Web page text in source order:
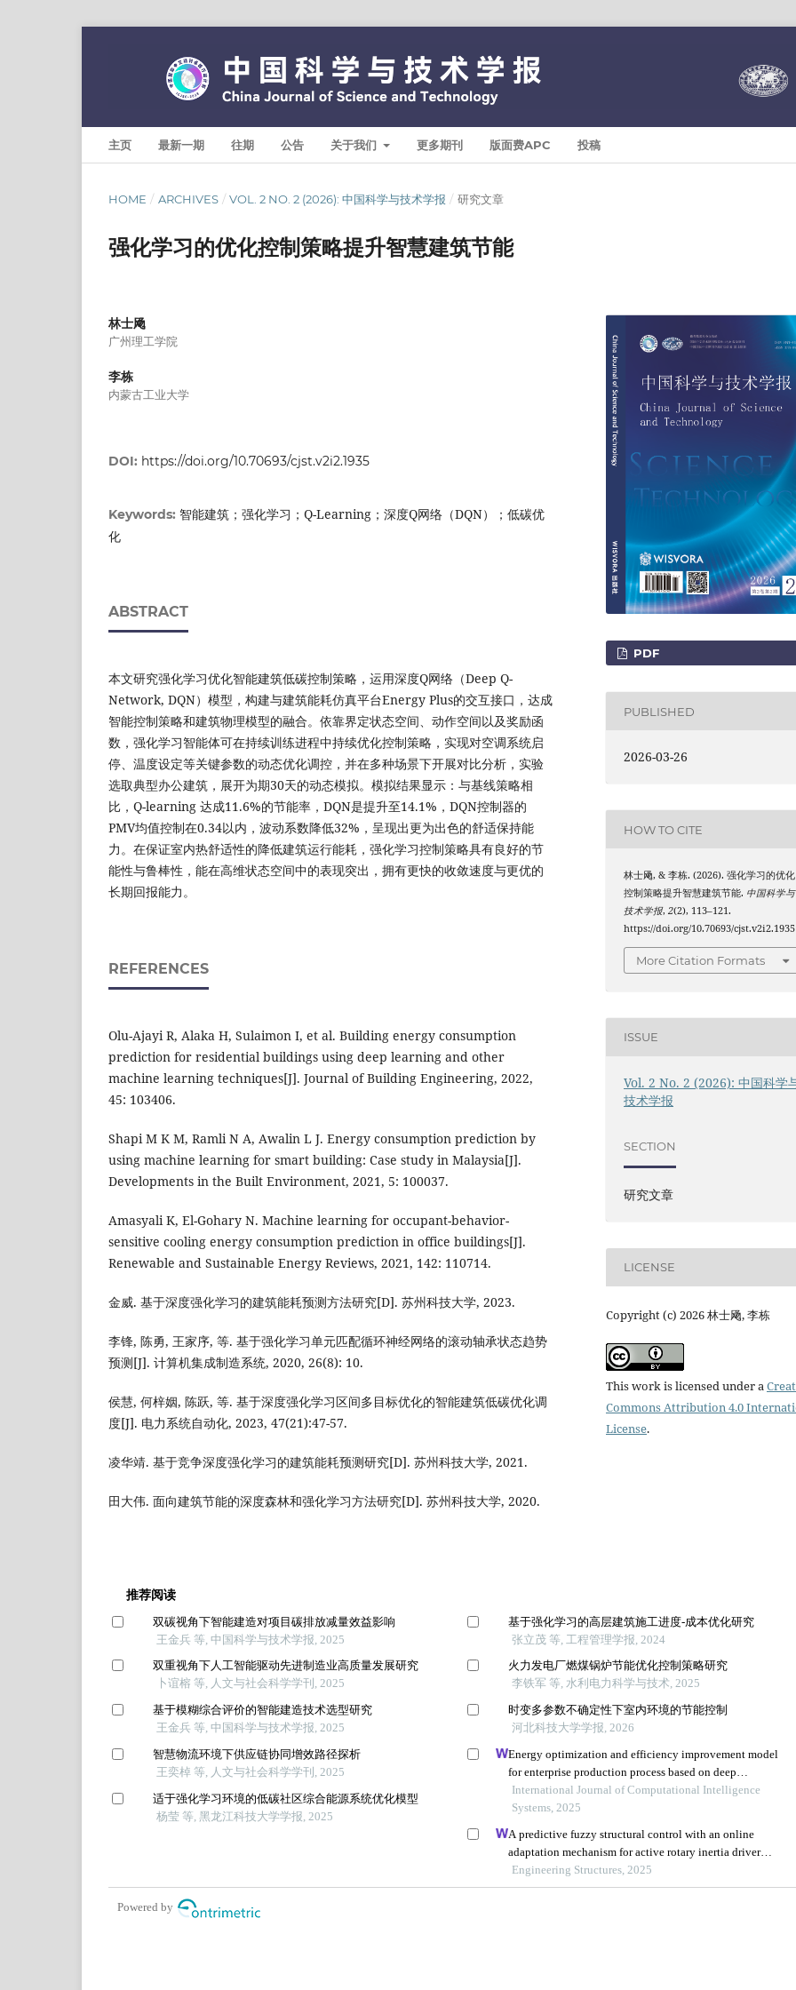
主页 最新一期 往期 公告 关于我们 更多期刊 版面费APC 投稿
HOME / ARCHIVES / VOL. 2 NO. 2 (2026): 中国科学与技术学报 / 研究文章
强化学习的优化控制策略提升智慧建筑节能
林士飏
广州理工学院
李栋
内蒙古工业大学
DOI: https://doi.org/10.70693/cjst.v2i2.1935
Keywords: 智能建筑；强化学习；Q-Learning；深度Q网络（DQN）；低碳优
化
ABSTRACT
本文研究强化学习优化智能建筑低碳控制策略，运用深度Q网络（Deep Q-
Network, DQN）模型，构建与建筑能耗仿真平台Energy Plus的交互接口，达成
智能控制策略和建筑物理模型的融合。依靠界定状态空间、动作空间以及奖励函
数，强化学习智能体可在持续训练进程中持续优化控制策略，实现对空调系统启
停、温度设定等关键参数的动态优化调控，并在多种场景下开展对比分析，实验
选取典型办公建筑，展开为期30天的动态模拟。模拟结果显示：与基线策略相
比，Q-learning 达成11.6%的节能率，DQN是提升至14.1%，DQN控制器的
PMV均值控制在0.34以内，波动系数降低32%，呈现出更为出色的舒适保持能
力。在保证室内热舒适性的降低建筑运行能耗，强化学习控制策略具有良好的节
能性与鲁棒性，能在高维状态空间中的表现突出，拥有更快的收敛速度与更优的
长期回报能力。
REFERENCES
Olu-Ajayi R, Alaka H, Sulaimon I, et al. Building energy consumption
prediction for residential buildings using deep learning and other
machine learning techniques[J]. Journal of Building Engineering, 2022,
45: 103406.
Shapi M K M, Ramli N A, Awalin L J. Energy consumption prediction by
using machine learning for smart building: Case study in Malaysia[J].
Developments in the Built Environment, 2021, 5: 100037.
Amasyali K, El-Gohary N. Machine learning for occupant-behavior-
sensitive cooling energy consumption prediction in office buildings[J].
Renewable and Sustainable Energy Reviews, 2021, 142: 110714.
金威. 基于深度强化学习的建筑能耗预测方法研究[D]. 苏州科技大学, 2023.
李锋, 陈勇, 王家序, 等. 基于强化学习单元匹配循环神经网络的滚动轴承状态趋势
预测[J]. 计算机集成制造系统, 2020, 26(8): 10.
侯慧, 何梓姻, 陈跃, 等. 基于深度强化学习区间多目标优化的智能建筑低碳优化调
度[J]. 电力系统自动化, 2023, 47(21):47-57.
凌华靖. 基于竞争深度强化学习的建筑能耗预测研究[D]. 苏州科技大学, 2021.
田大伟. 面向建筑节能的深度森林和强化学习方法研究[D]. 苏州科技大学, 2020.
PDF
PUBLISHED
2026-03-26
HOW TO CITE
林士飏, & 李栋. (2026). 强化学习的优化
控制策略提升智慧建筑节能. 中国科学与
技术学报,2(2), 113–121.
https://doi.org/10.70693/cjst.v2i2.1935
More Citation Formats
ISSUE
Vol. 2 No. 2 (2026): 中国科学
技术学报
SECTION
研究文章
LICENSE
Copyright (c) 2026 林士飏, 李栋
This work is licensed under a
Commons Attribution 4.0
License.
推荐阅读
双碳视角下智能建造对项目碳排放减量效益影响
王金兵 等, 中国科学与技术学报, 2025
双重视角下人工智能驱动先进制造业高质量发展研究
卜谊榕 等, 人文与社会科学学刊, 2025
基于模糊综合评价的智能建造技术选型研究
王金兵 等, 中国科学与技术学报, 2025
智慧物流环境下供应链协同增效路径探析
王奕棹 等, 人文与社会科学学刊, 2025
适于强化学习环境的低碳社区综合能源系统优化模型
杨莹 等, 黑龙江科技大学学报, 2025
基于强化学习的高层建筑施工进度-成本优化研究
张立茂 等, 工程管理学报, 2024
火力发电厂燃煤锅炉节能优化控制策略研究
李铁军 等, 水利电力科学与技术, 2025
时变多参数不确定性下室内环境的节能控制
河北科技大学学报, 2026
Energy optimization and efficiency improvement model
for enterprise production process based on deep
learning under the background of carbon peak and
carbon neutrality
International Journal of Computational Intelligence
Systems, 2025
A predictive fuzzy structural control with an online
adaptation mechanism for active rotary inertia driver
system
Engineering Structures, 2025
Powered by